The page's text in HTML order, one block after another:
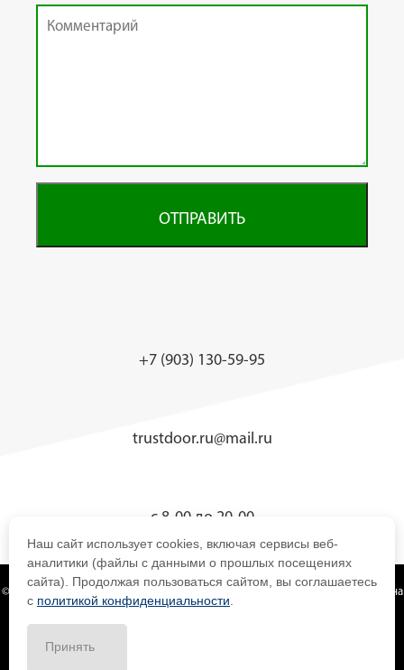
Наш сайт использует cookies, включая сервисы веб-
аналитики (файлы с данными о прошлых посещениях
сайта). Продолжая пользоваться сайтом, вы соглашаетесь
с политикой конфиденциальности
Принять
ОТПРАВИТЬ
+7 (903) 130-59-95
trustdoor.ru@mail.ru
с 8-00 до 20-00
© 2019 - Компания TrustDoor — металлические двери, алюминиевые двери на
любой вкус и кошелек!